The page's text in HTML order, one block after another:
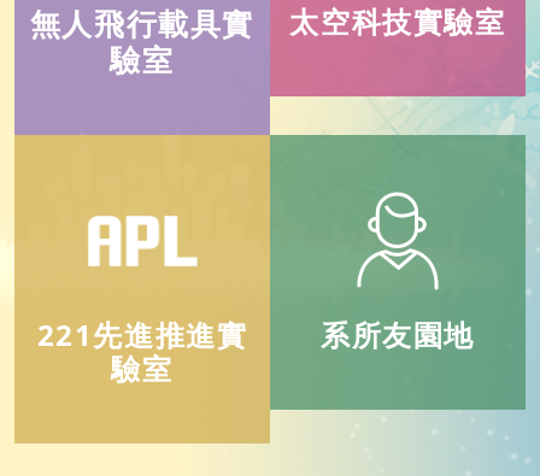
無人飛行載具實
驗室
太空科技實驗室
221先進推進實
驗室
系所友園地